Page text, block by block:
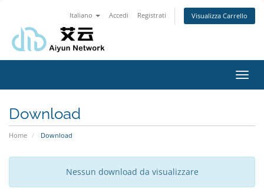
Italiano Accedi Registrati Visualizza Carrello
Attiva
Download
Home Download
Nessun download da visualizzare